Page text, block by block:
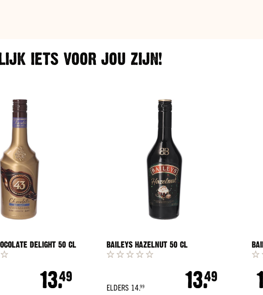
IETS VOOR JOU ZIJN!
DELIGHT 50 CL
13.49
BAILEYS HAZELNUT 50 CL
ELDERS 14.99 13.49